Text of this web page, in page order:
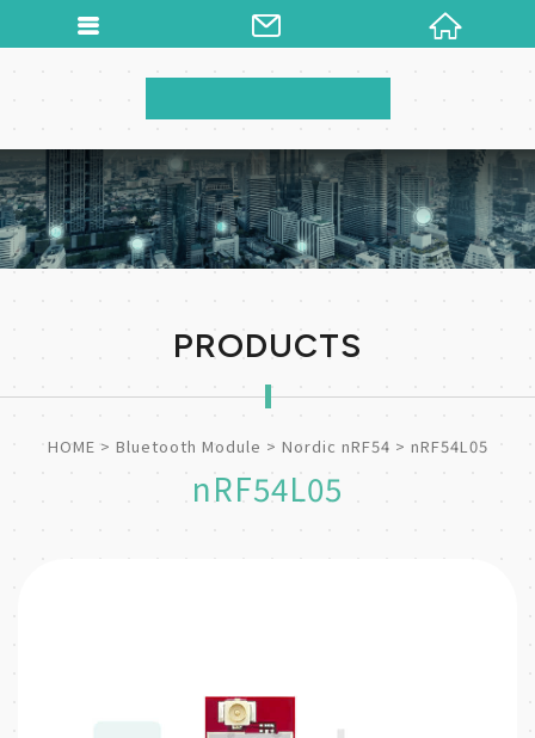
PRODUCTS
HOME Bluetooth Module Nordic nRF54 nRF54L05
nRF54L05